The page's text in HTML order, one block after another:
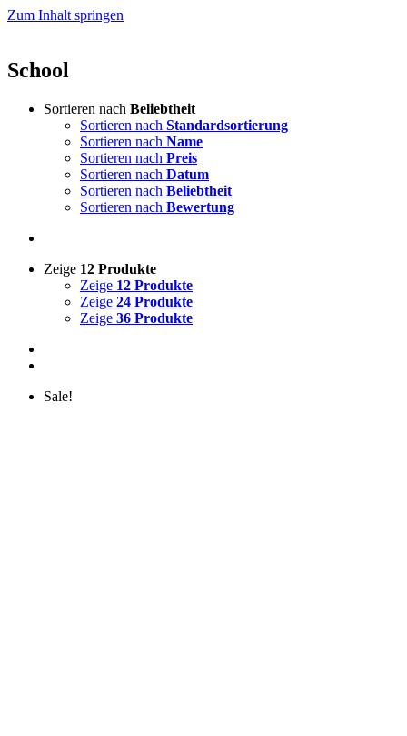
Zum Inhalt springen
School
Sortieren nach Beliebtheit
Sortieren nach Standardsortierung
Sortieren nach Name
Sortieren nach Preis
Sortieren nach Datum
Sortieren nach Beliebtheit
Sortieren nach Bewertung
Zeige 12 Produkte
Zeige 12 Produkte
Zeige 24 Produkte
Zeige 36 Produkte
Sale!